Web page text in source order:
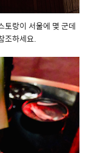
토랑이 서울에 몇 군데
조하세요.